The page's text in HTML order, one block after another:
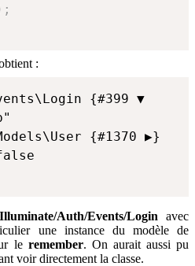
;
:
{#399 ▼
{#1370 ▶}
Illuminate/Auth/Events/Login avec
une instance du modèle de
le remember. On aurait aussi pu
voir directement la classe.